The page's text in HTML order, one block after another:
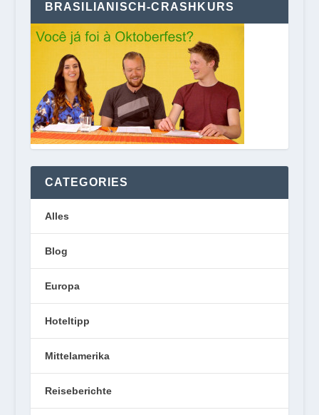
BRASILIANISCH-CRASHKURS
CATEGORIES
Alles
Blog
Europa
Hoteltipp
Mittelamerika
Reiseberichte